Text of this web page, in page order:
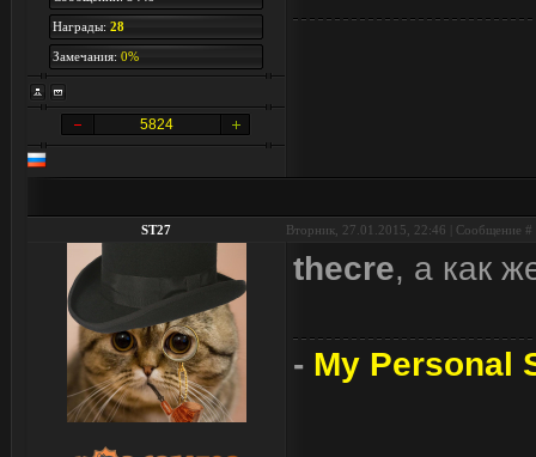
Награды:28
Замечания:0%
5824
ST27 Вторник, 27.01.2015, 22:46 | Сообщение #
thecre, а как
- My Personal